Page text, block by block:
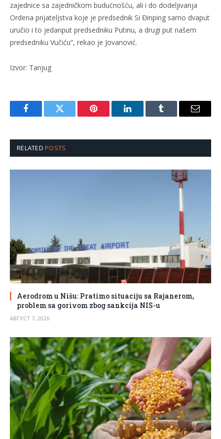
zajednice sa zajedničkom budućnošću, ali i do dodeljivanja
Ordena prijateljstva koje je predsednik Si Đinping samo dvaput
uručio i to jedanput predsedniku Putinu, a drugi put našem
predsedniku Vučiću“, rekao je Jovanović.
Izvor: Tanjug
FacebookTwitter Pinterest LinkedInTumblr Email
RELATEDPOSTS
Aerodrom u Nišu: Pratimo situaciju sa Rajanerom,
problem sa gorivom zbog sankcija NIS-u
АВГУСТ 7, 2026